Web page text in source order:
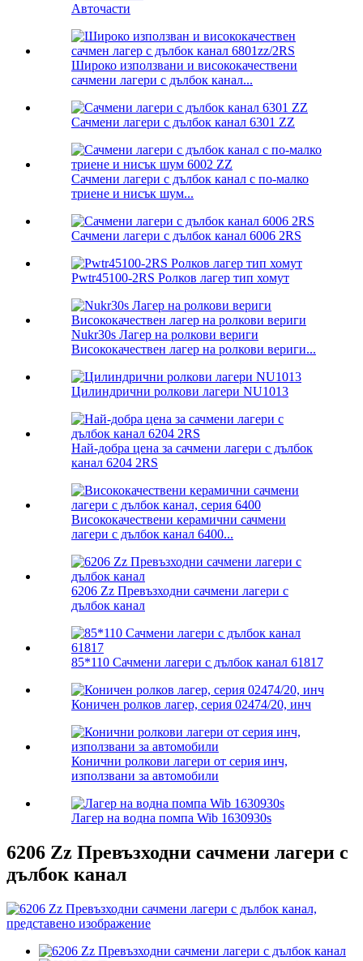
Авточасти
Широко използвани и висококачествени
сачмени лагери с дълбок канал...
Сачмени лагери с дълбок канал 6301 ZZ
Сачмени лагери с дълбок канал с по-малко
триене и нисък шум...
Сачмени лагери с дълбок канал 6006 2RS
Pwtr45100-2RS Ролков лагер тип хомут
Nukr30s Лагер на ролкови вериги
Висококачествен лагер на ролкови вериги...
Цилиндрични ролкови лагери NU1013
Най-добра цена за сачмени лагери с дълбок
канал 6204 2RS
Висококачествени керамични сачмени
лагери с дълбок канал 6400...
6206 Zz Превъзходни сачмени лагери с
дълбок канал
85*110 Сачмени лагери с дълбок канал 61817
Коничен ролков лагер, серия 02474/20, инч
Конични ролкови лагери от серия инч,
използвани за автомобили
Лагер на водна помпа Wib 1630930s
6206 Zz Превъзходни сачмени лагери с
дълбок канал